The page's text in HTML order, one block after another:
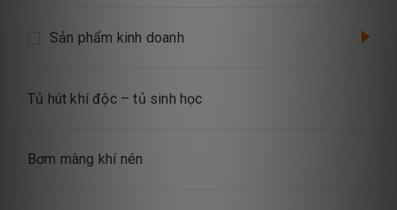
Sản phẩm kinh doanh
Tủ hút khí độc – tủ sinh học
Bơm màng khí nén